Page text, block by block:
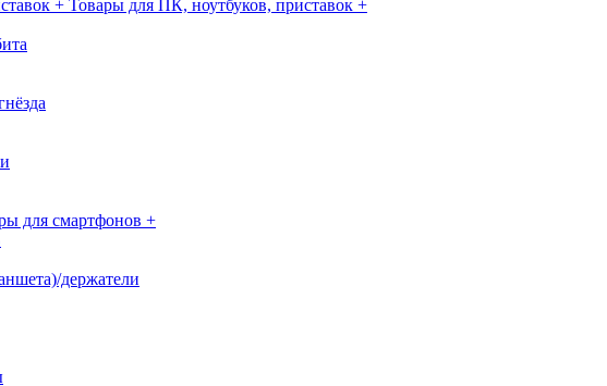
Товары для ПК, ноутбуков, приставок +
для смартфонов +
держатели